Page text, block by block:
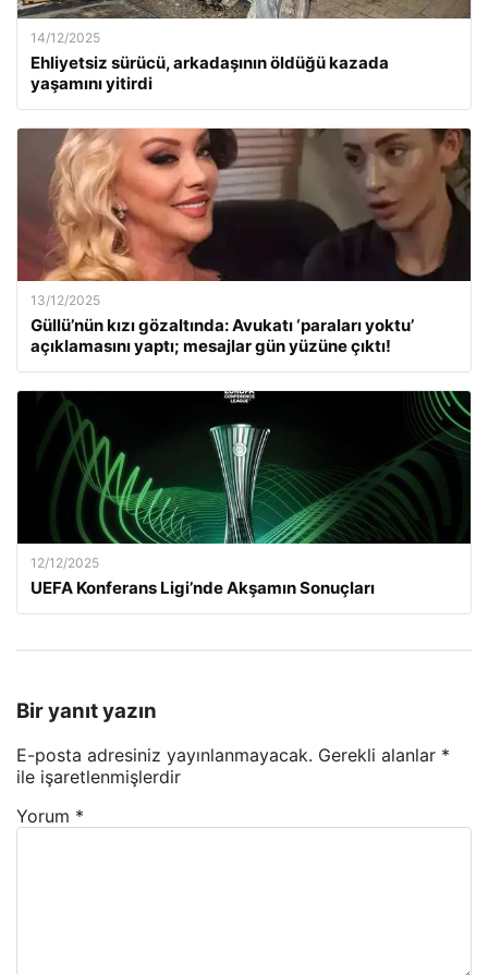
14/12/2025
Ehliyetsiz sürücü, arkadaşının öldüğü kazada
yaşamını yitirdi
13/12/2025
Güllü’nün kızı gözaltında: Avukatı ‘paraları yoktu’
açıklamasını yaptı; mesajlar gün yüzüne çıktı!
12/12/2025
UEFA Konferans Ligi’nde Akşamın Sonuçları
Bir yanıt yazın
E-posta adresiniz yayınlanmayacak. Gerekli alanlar *
ile işaretlenmişlerdir
Yorum *